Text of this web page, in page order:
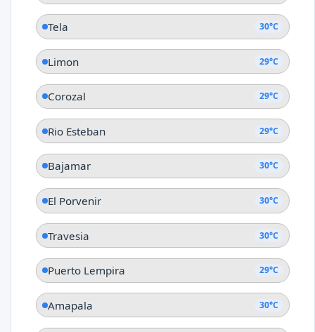
Tela 30°C
Limon 29°C
Corozal 29°C
Rio Esteban 29°C
Bajamar 30°C
El Porvenir 30°C
Travesia 30°C
Puerto Lempira 29°C
Amapala 30°C